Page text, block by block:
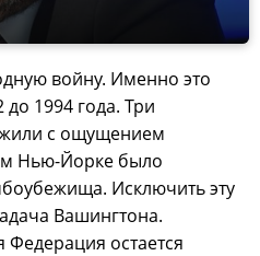
войну. Именно это
1994 года. Три
с ощущением
Нью-Йорке было
Исключить эту
Вашингтона.
Федерация остается